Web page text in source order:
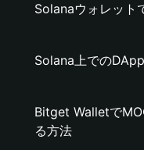
Solanaウォレット
Solana上での
Bitget Walletで
る方法